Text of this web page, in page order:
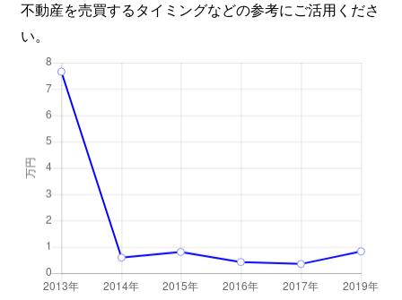
不動産を売買するタイミングなどの参考にご活用くださ
い。